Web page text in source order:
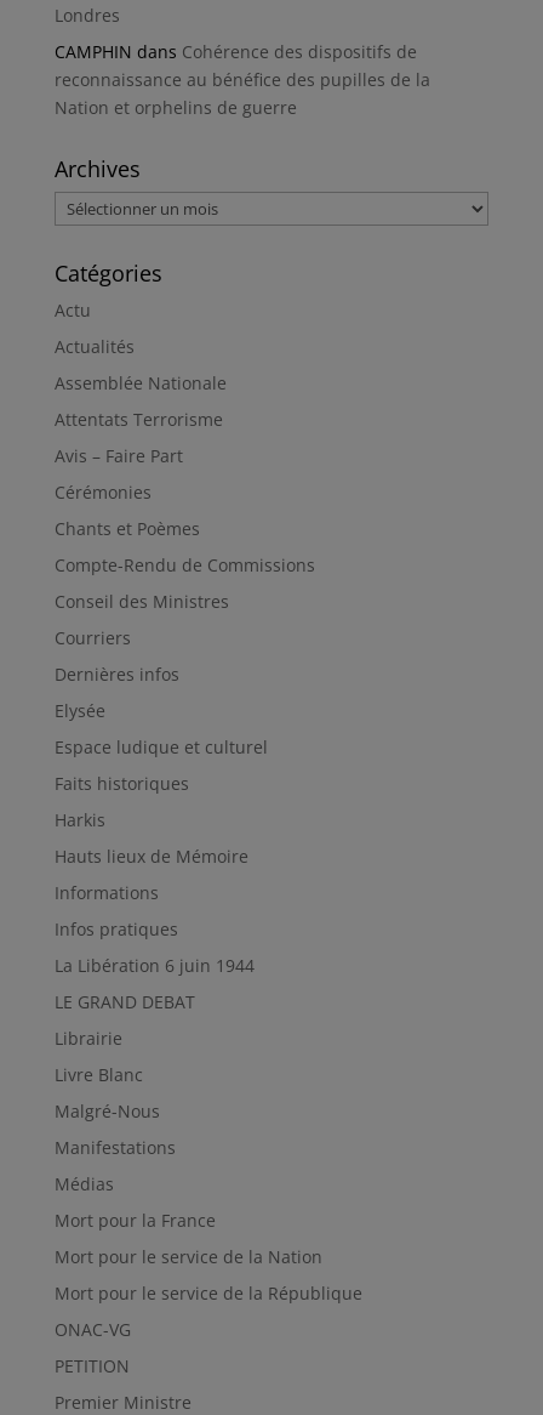
Londres
CAMPHIN dans Cohérence des dispositifs de
reconnaissance au bénéfice des pupilles de la
Nation et orphelins de guerre
Archives
Archives
Catégories
Actu
Actualités
Assemblée Nationale
Attentats Terrorisme
Avis – Faire Part
Cérémonies
Chants et Poèmes
Compte-Rendu de Commissions
Conseil des Ministres
Courriers
Dernières infos
Elysée
Espace ludique et culturel
Faits historiques
Harkis
Hauts lieux de Mémoire
Informations
Infos pratiques
La Libération 6 juin 1944
LE GRAND DEBAT
Librairie
Livre Blanc
Malgré-Nous
Manifestations
Médias
Mort pour la France
Mort pour le service de la Nation
Mort pour le service de la République
ONAC-VG
PETITION
Premier Ministre